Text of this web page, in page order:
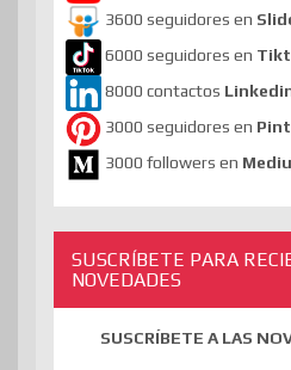
3600 seguidores en
6000 seguidores en
8000 contactos
3000 seguidores en
3000 followers en
SUSCRÍBETE PARA
NOVEDADES
SUSCRÍBETE A LAS